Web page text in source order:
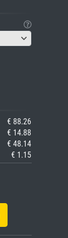
€ 88.26
€ 14.88
€ 48.14
€ 1.15